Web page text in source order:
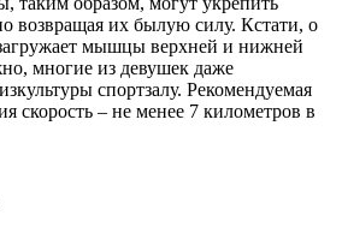
возвращая их былую силу. Кстати, о
мышцы верхней и нижней
многие из девушек даже
спортзалу. Рекомендуемая
скорость – не менее 7 километров в